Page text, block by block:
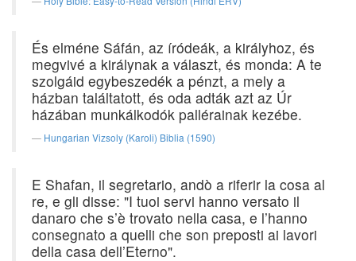
És elméne Sáfán, az íródeák, a királyhoz, és
megvivé a királynak a választ, és monda: A te
szolgáid egybeszedék a pénzt, a mely a
házban találtatott, és oda adták azt az Úr
házában munkálkodók pallérainak kezébe.
Hungarian Vizsoly (Karoli) Biblia (1590)
E Shafan, il segretario, andò a riferir la cosa al
re, e gli disse: "I tuoi servi hanno versato il
danaro che s’è trovato nella casa, e l’hanno
consegnato a quelli che son preposti ai lavori
della casa dell’Eterno".